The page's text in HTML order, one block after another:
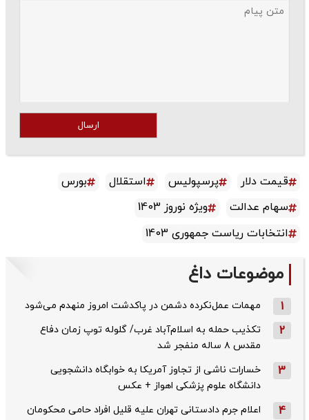
ارسال
قیمت دلار پرسپولیس استقلال
بورس
سهام عدالت
ویژه نوروز 1403
انتخابات ریاست جمهوری 1403
موضوعات داغ
1 مهمات عمل‌نکرده دشمن در پاکدشت امروز منهدم می‌شود
2
تکذیب حمله به اسلام‌آباد غرب/ گلوله توپ زمان دفاع
مقدس ۸ ساله منفجر شد
3
خسارات ناشی از تجاوز آمریکا به خوابگاه دانشجویی
دانشگاه علوم پزشکی اهواز + عکس
4
اعلام جرم دادستانی تهران علیه قلیل افراد حامی محکومان